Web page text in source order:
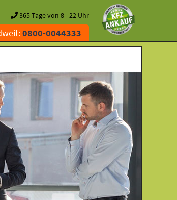
365 Tage von 8 - 22 Uhr
0800-0044333